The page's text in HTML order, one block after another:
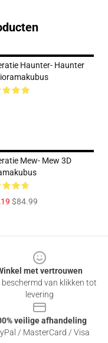
Haunter- Haunter
Mew- Mew 3D
$84.99
met vertrouwen
van klikken tot
levering
veilige afhandeling
/ MasterCard / Visa